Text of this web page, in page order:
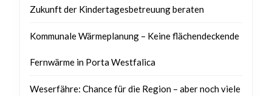
Zukunft der Kindertagesbetreuung beraten
Kommunale Wärmeplanung – Keine flächendeckende
Fernwärme in Porta Westfalica
Weserfähre: Chance für die Region – aber noch viele